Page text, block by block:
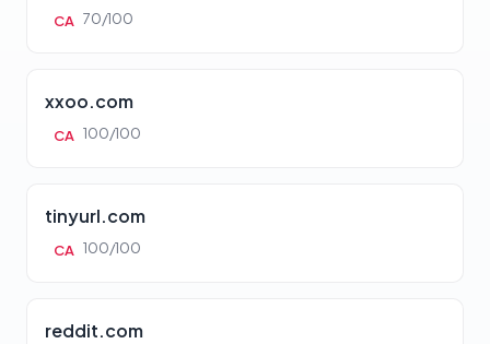
CA 70/100
xxoo.com
CA 100/100
tinyurl.com
CA 100/100
reddit.com